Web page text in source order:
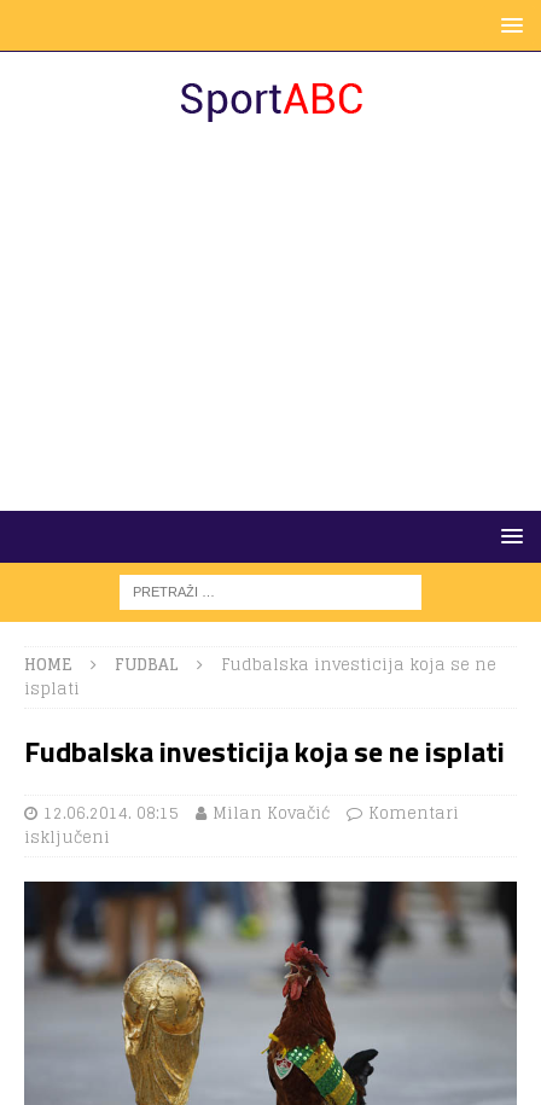
HOME FUDBAL
Fudbalska investicija koja se ne
isplati
Fudbalska investicija koja se ne isplati
12.06.2014. 08:15 Milan Kovačić
Komentari
isključeni